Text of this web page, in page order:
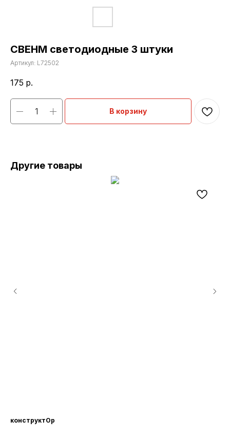
CBEHM светодиодные 3 штуки
Артикул: L72502
175 р.
В корзину
Другие товары
конструктОр